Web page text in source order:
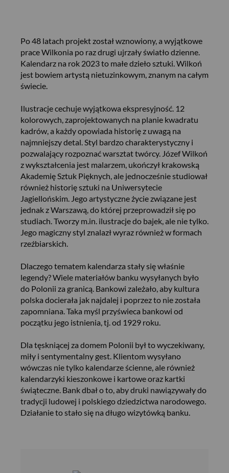
Po 48 latach projekt został wznowiony, a wyjątkowe
prace Wilkonia po raz drugi ujrzały światło dzienne.
Kalendarz na rok 2023 to małe dzieło sztuki. Wilkoń
jest bowiem artystą nietuzinkowym, znanym na całym
świecie.
Ilustracje cechuje wyjątkowa ekspresyjność. 12
kolorowych, zaprojektowanych na planie kwadratu
kadrów, a każdy opowiada historię z uwagą na
najmniejszy detal. Styl bardzo charakterystyczny i
pozwalający rozpoznać warsztat twórcy. Józef Wilkoń
z wykształcenia jest malarzem, ukończył krakowską
Akademię Sztuk Pięknych, ale jednocześnie studiował
również historię sztuki na Uniwersytecie
Jagiellońskim. Jego artystyczne życie związane jest
jednak z Warszawą, do której przeprowadził się po
studiach. Tworzy m.in. ilustracje do bajek, ale nie tylko.
Jego magiczny styl znalazł wyraz również w formach
rzeźbiarskich.
Dlaczego tematem kalendarza stały się właśnie
legendy? Wiele materiałów banku wysyłanych było
do Polonii za granicą. Bankowi zależało, aby kultura
polska docierała jak najdalej i poprzez to nie została
zapomniana. Taka myśl przyświeca bankowi od
początku jego istnienia, tj. od 1929 roku.
Dla tęskniącej za domem Polonii był to wyczekiwany,
miły i sentymentalny gest. Klientom wysyłano
wówczas nie tylko kalendarze ścienne, ale również
kalendarzyki kieszonkowe i kartowe oraz kartki
świąteczne. Bank dbał o to, aby druki nawiązywały do
tradycji ludowej i polskiego dziedzictwa narodowego.
Działanie to stało się na długo wizytówką banku.